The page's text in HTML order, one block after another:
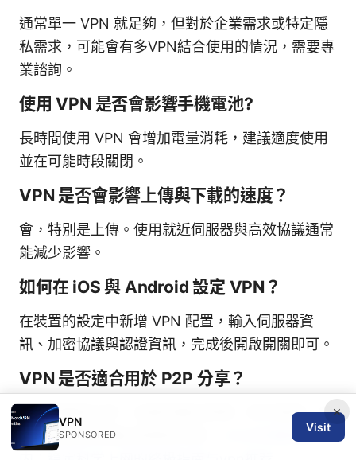
通常單一 VPN 就足夠，但對於企業需求或特定隱
私需求，可能會有多VPN結合使用的情況，需要專
業諮詢。
使用 VPN 是否會影響手機電池?
長時間使用 VPN 會增加電量消耗，建議適度使用
並在可能時段關閉。
VPN 是否會影響上傳與下載的速度？
會，特別是上傳。使用就近伺服器與高效協議通常
能減少影響。
如何在 iOS 與 Android 設定 VPN？
在裝置的設定中新增 VPN 配置，輸入伺服器資
訊、加密協議與認證資訊，完成後開啟開關即可。
VPN 是否適合用於 P2P 分享？
如果供應商允許，且總流量未受限，則可使用；但
需注意聞名的隱私政策與法規。
2026年翻墙国
×
VPN
SPONSORED
Visit